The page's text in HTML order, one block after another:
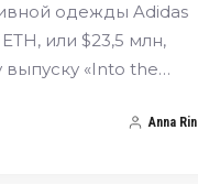
одежды Adidas
или $23,5 млн,
«Into the…
Anna